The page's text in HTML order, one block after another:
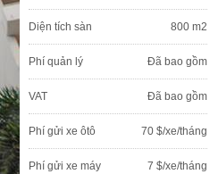
Diện tích sàn 800 m2
Phí quản lý Đã bao gồm
VAT Đã bao gồm
Phí gửi xe ôtô 70 $/xe/tháng
Phí gửi xe máy 7 $/xe/tháng